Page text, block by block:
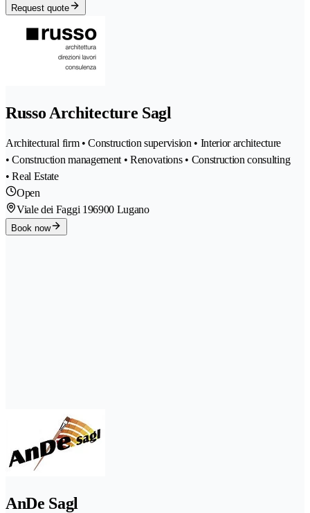
Request quote
Russo Architecture Sagl
Architectural firm • Construction supervision • Interior architecture
• Construction management • Renovations • Construction consulting
• Real Estate
Open
Viale dei Faggi 196900 Lugano
Book now
AnDe Sagl